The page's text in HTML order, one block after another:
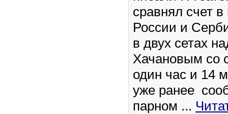
сравнял счет
России и
в двух сетах
Хачановым со
один час и 14
уже ранее
парном ...